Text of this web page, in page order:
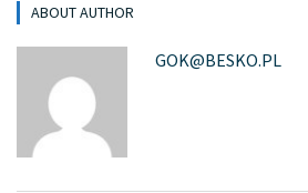
ABOUT AUTHOR
GOK@BESKO.PL